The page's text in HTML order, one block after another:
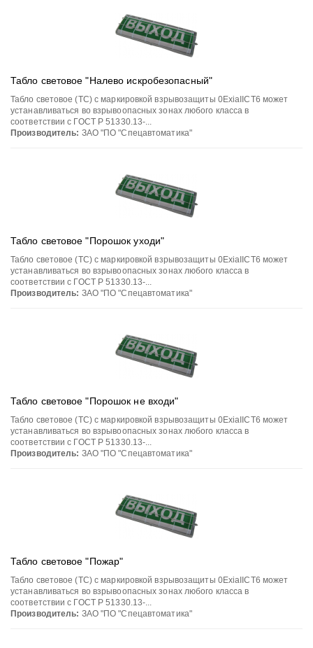
Табло световое "Налево искробезопасный"
Табло световое (ТС) с маркировкой взрывозащиты 0ЕхiаIIСT6 может
устанавливаться во взрывоопасных зонах любого класса в
соответствии с ГОСТ Р 51330.13-...
Производитель: ЗАО "ПО "Спецавтоматика"
Табло световое "Порошок уходи"
Табло световое (ТС) с маркировкой взрывозащиты 0ЕхiаIIСT6 может
устанавливаться во взрывоопасных зонах любого класса в
соответствии с ГОСТ Р 51330.13-...
Производитель: ЗАО "ПО "Спецавтоматика"
Табло световое "Порошок не входи"
Табло световое (ТС) с маркировкой взрывозащиты 0ЕхiаIIСT6 может
устанавливаться во взрывоопасных зонах любого класса в
соответствии с ГОСТ Р 51330.13-...
Производитель: ЗАО "ПО "Спецавтоматика"
Табло световое "Пожар"
Табло световое (ТС) с маркировкой взрывозащиты 0ЕхiаIIСT6 может
устанавливаться во взрывоопасных зонах любого класса в
соответствии с ГОСТ Р 51330.13-...
Производитель: ЗАО "ПО "Спецавтоматика"